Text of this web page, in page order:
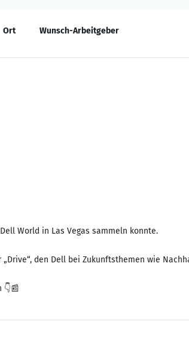
Ort Wunsch-Arbeitgeber
World in Las Vegas sammeln konnte.
den Dell bei Zukunftsthemen wie